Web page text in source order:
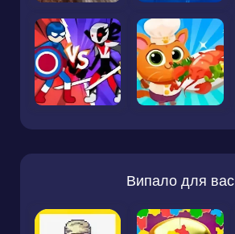
Випало для вас